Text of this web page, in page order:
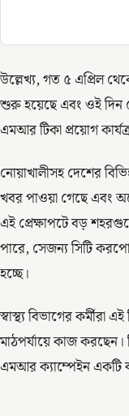
উল্লেখ্য, গত ৫ এপ্রিল
শুরু হয়েছে এবং ওই দিন
এমআর টিকা প্রয়োগ
নোয়াখালীসহ দেশের
খবর পাওয়া গেছে এবং
এই প্রেক্ষাপটে বড়
পারে, সেজন্য সিটি
হচ্ছে।
স্বাস্থ্য বিভাগের কর্মীরা
মাঠপর্যায়ে কাজ
এমআর ক্যাম্পেইন একটি